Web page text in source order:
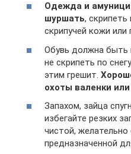
Одежда и
шуршать, скрипеть
скрипучей кожи
Обувь должна быть
не скрипеть по
этим грешит.
охоты валенки
Запахом, зайца
избегайте резких
чистой, желательно
предназначенной